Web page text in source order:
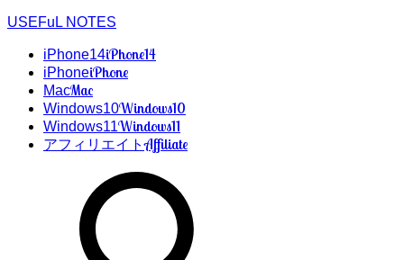
USEFuL NOTES
iPhone14iPhone14
iPhoneiPhone
MacMac
Windows10Windows10
Windows11Windows11
アフィリエイトAffiliate